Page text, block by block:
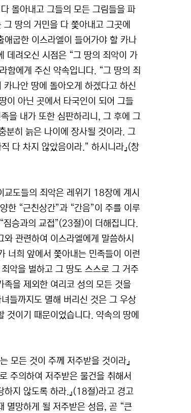
몰아내고 그들의 모든 그림들을 파
땅의 거민을 다 쫓아내고 그곳에
굽한 이스라엘이 들어가야 할 카나
데려오신 시점은 “그 땅의 죄악이 가
함에게 주신 약속입니다. “그 땅의 죄
나안 땅에 돌아오게 하겠다고 하신
이 아닌 곳에서 타국인이 되어 그들
을 내가 또한 심판하리니, 그 후에 그
분히 늙은 나이에 장사될 것이라. 그
다 차지 않았음이라.” 하시니라』(창
도들의 죄악은 레위기 18장에 계시
한 “근친상간”과 “간음”이 주를 이루
승과의 교접”(23절)이 더해집니다.
관련하여 이스라엘에게 말씀하시
너희 앞에서 쫓아내는 민족들이 이런
악을 벌하고 그 땅도 스스로 그 거주
을 제외한 여리코 성의 모든 것을
들까지도 멸해 버리신 것은 그 우상
것이기 때문이었습니다. 약속의 땅에
모든 것이 주께 저주받을 것이라』
주의하여 저주받은 물건을 취해서
지 않도록 하라.』(18절)라고 경고
멸망하게 될 저주받은 성읍, 곧 “큰